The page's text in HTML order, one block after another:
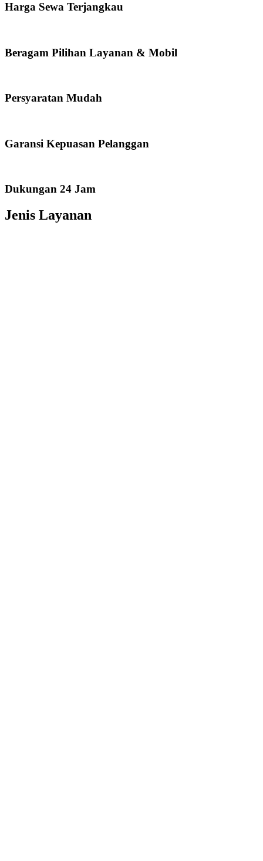
Harga Sewa Terjangkau
Beragam Pilihan Layanan & Mobil
Persyaratan Mudah
Garansi Kepuasan Pelanggan
Dukungan 24 Jam
Jenis Layanan